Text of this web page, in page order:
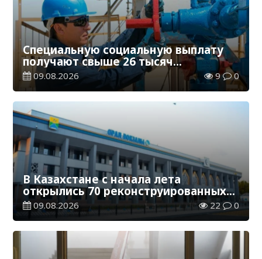
Специальную социальную выплату
получают свыше 26 тысяч
работников, занятых во вредных
условиях труда
09.08.2026 9 0
В Казахстане с начала лета
открылись 70 реконструированных
железнодорожных вокзалов
09.08.2026 22 0